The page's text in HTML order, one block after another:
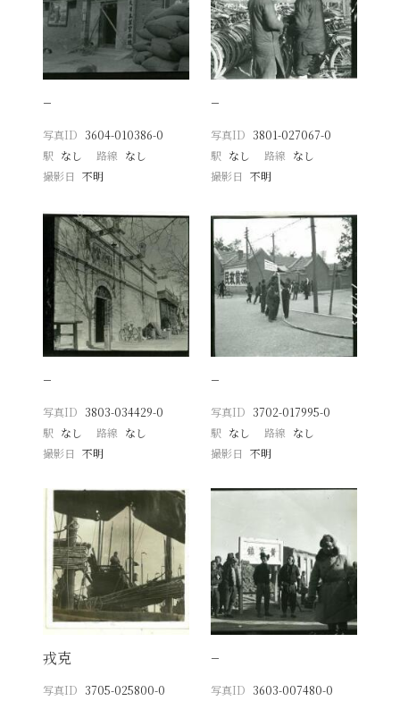
−
写真ID 3604-010386-0
駅 なし 路線 なし
撮影日
不明
−
写真ID 3801-027067-0
駅 なし 路線 なし
撮影日 不明
−
写真ID 3803-034429-0
駅 なし 路線 なし
撮影日
不明
−
写真ID 3702-017995-0
駅 なし 路線 なし
撮影日 不明
戎克
写真ID 3705-025800-0
−
写真ID 3603-007480-0